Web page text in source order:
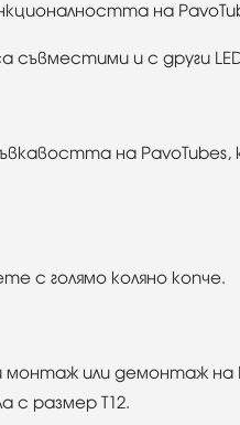
на
съвместими и с други
на
с голямо коляно копче.
монтаж или демонтаж
с размер T12.